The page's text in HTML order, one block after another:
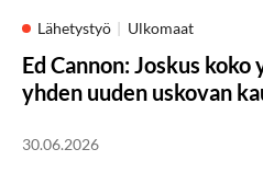
Lähetystyö Ulkomaat
Ed Cannon: Joskus
yhden uuden uskovan
30.06.2026